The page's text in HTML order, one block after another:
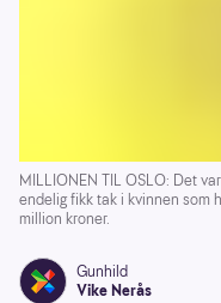
MILLIONEN TIL OSLO: Det
endelig fikk tak i kvinnen som
million kroner.
Gunhild
Vike Nerås